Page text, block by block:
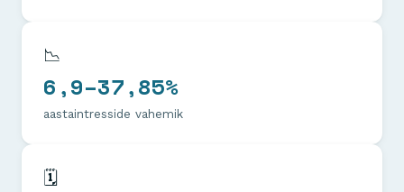
📉
6,9–37,85%
aastaintresside vahemik
🗓️